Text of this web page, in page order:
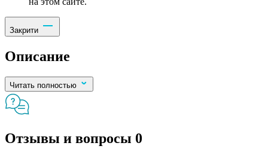
Закрити
Описание
Читать полностью
Отзывы и вопросы 0